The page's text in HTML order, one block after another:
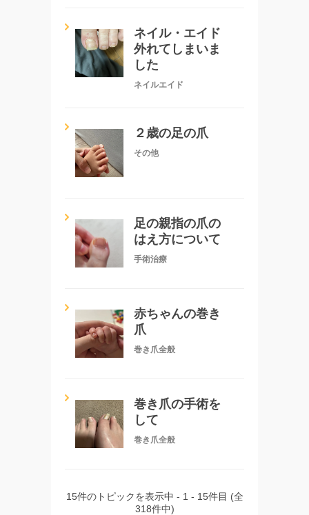
ネイル・エイド
外れてしまいま
した
ネイルエイド
２歳の足の爪
その他
足の親指の爪の
はえ方について
手術治療
赤ちゃんの巻き
爪
巻き爪全般
巻き爪の手術を
して
巻き爪全般
15件のトピックを表示中 - 1 - 15件目 (全
318件中)